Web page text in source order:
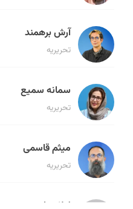
آرش برهمند
تحریریه
سمانه سمیع
تحریریه
میثم قاسمی
تحریریه